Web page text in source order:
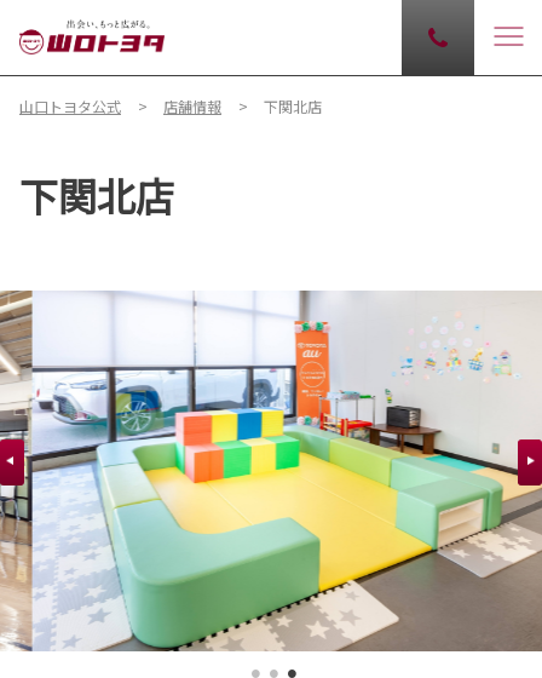
山口トヨタ公式 店舗情報 下関北店
下関北店